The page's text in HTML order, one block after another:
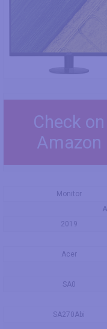
Check on
Amazon
Monitor
2019
Acer
SA0
SA270Abi